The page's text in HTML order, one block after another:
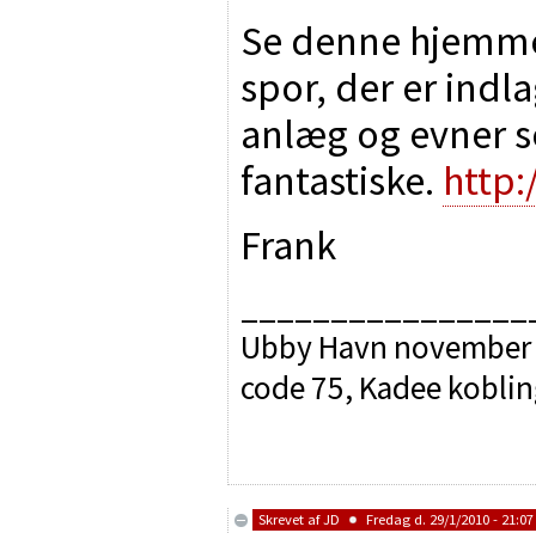
Se denne
spor, der er
anlæg og evner
fantastiske.
Frank
Ubby Havn
code 75, Kadee
Skrevet afJD Fredag d. 29/1/2010 - 21:07